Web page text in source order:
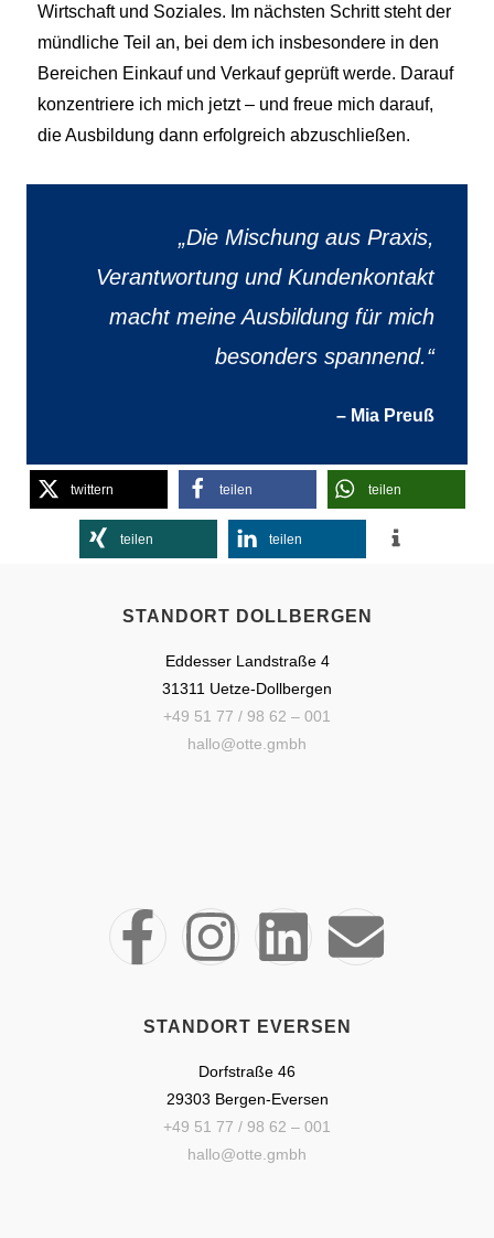
Wirtschaft und Soziales. Im nächsten Schritt steht der
mündliche Teil an, bei dem ich insbesondere in den
Bereichen Einkauf und Verkauf geprüft werde. Darauf
konzentriere ich mich jetzt – und freue mich darauf,
die Ausbildung dann erfolgreich abzuschließen.
„Die Mischung aus Praxis,
Verantwortung und Kundenkontakt
macht meine Ausbildung für mich
besonders spannend.“
– Mia Preuß
twittern teilen teilen
teilen teilen
STANDORT DOLLBERGEN
Eddesser Landstraße 4
31311 Uetze-Dollbergen
+49 51 77 / 98 62 – 001
hallo@otte.gmbh
STANDORT EVERSEN
Dorfstraße 46
29303 Bergen-Eversen
+49 51 77 / 98 62 – 001
hallo@otte.gmbh